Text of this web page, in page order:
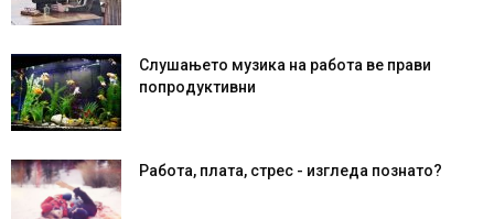
Слушањето музика на работа ве прави
попродуктивни
Работа, плата, стрес - изгледа познато?